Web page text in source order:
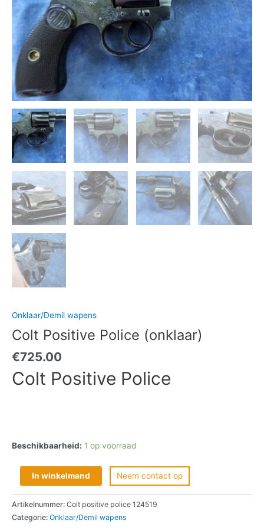
Onklaar/Demil wapens
Colt Positive Police (onklaar)
€725.00
Colt Positive Police
Beschikbaarheid: 1 op voorraad
In winkelmand Neem contact op
Artikelnummer: Colt positive police 124519
Categorie: Onklaar/Demil wapens